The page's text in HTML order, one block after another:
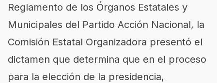
Reglamento de los Órganos Estatales y
Municipales del Partido Acción Nacional, la
Comisión Estatal Organizadora presentó el
dictamen que determina que en el proceso
para la elección de la presidencia,